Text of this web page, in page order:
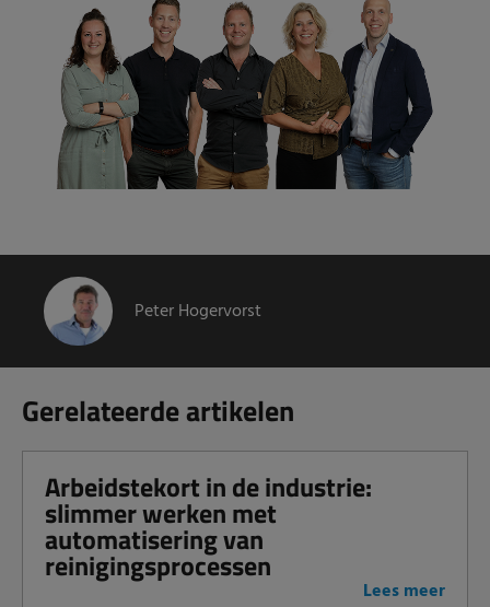
Peter Hogervorst
Gerelateerde artikelen
Arbeidstekort in de industrie:
slimmer werken met
automatisering van
reinigingsprocessen
Lees meer